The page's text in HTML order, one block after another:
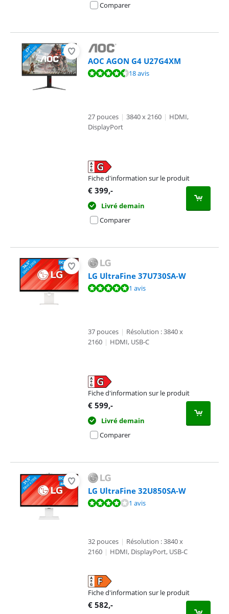
Comparer
AOC AGON G4 U27G4XM
La note est de 8,6 sur 10, basée sur 18 avis.18 avis
27 pouces | 3840 x 2160 | HDMI,
DisplayPort
Fiche d'information sur le produit
s'ouvre dans un nouvel onglet
€ 399,-
Livré demain
Comparer
LG UltraFine 37U730SA-W
La note est de 9,6 sur 10, basée sur 1 avis.1 avis
37 pouces | Résolution : 3840 x
2160 | HDMI, USB-C
Fiche d'information sur le produit
s'ouvre dans un nouvel onglet
€ 599,-
Livré demain
Comparer
LG UltraFine 32U850SA-W
La note est de 8,4 sur 10, basée sur 1 avis.1 avis
32 pouces | Résolution : 3840 x
2160 | HDMI, DisplayPort, USB-C
Fiche d'information sur le produit
s'ouvre dans un nouvel onglet
€ 582,-